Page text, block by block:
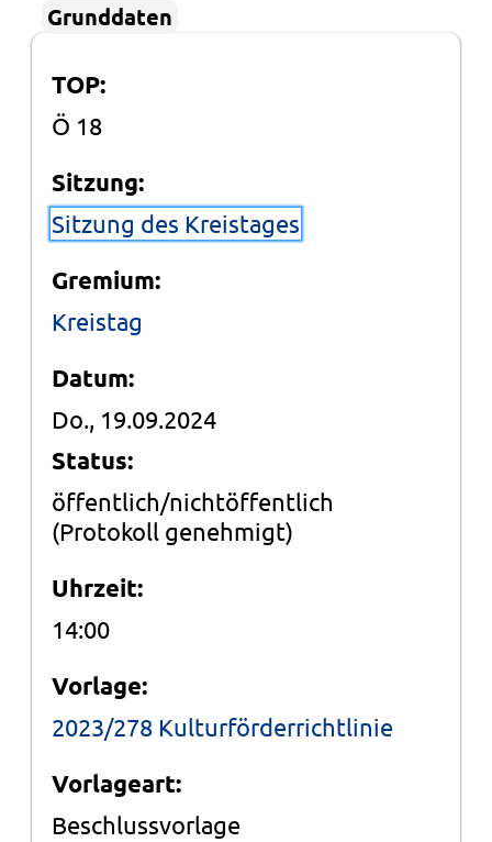
Grunddaten
TOP:
Ö 18
Sitzung:
Sitzung des Kreistages
Gremium:
Kreistag
Datum:
Do., 19.09.2024
Status:
öffentlich/nichtöffentlich
(Protokoll genehmigt)
Uhrzeit:
14:00
Vorlage:
2023/278 Kulturförderrichtlinie
Vorlageart:
Beschlussvorlage